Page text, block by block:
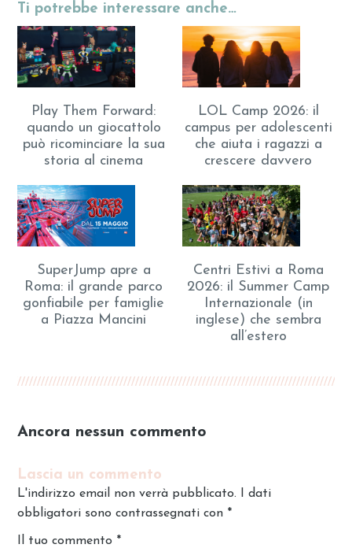
Ti potrebbe interessare anche…
Play Them Forward:
quando un giocattolo
può ricominciare la sua
storia al cinema
LOL Camp 2026: il
campus per adolescenti
che aiuta i ragazzi a
crescere davvero
SuperJump apre a
Roma: il grande parco
gonfiabile per famiglie
a Piazza Mancini
Centri Estivi a Roma
2026: il Summer Camp
Internazionale (in
inglese) che sembra
all’estero
Ancora nessun commento
Lascia un commento
L'indirizzo email non verrà pubblicato. I dati
obbligatori sono contrassegnati con *
Il tuo commento *